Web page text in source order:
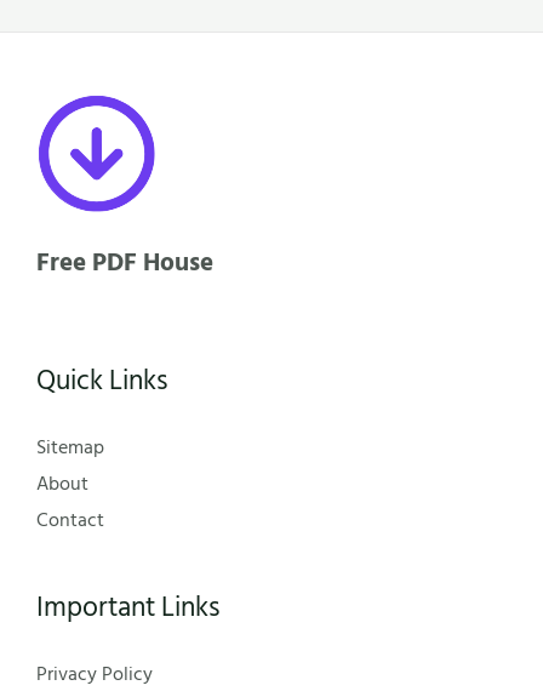
Free PDF House
Quick Links
Sitemap
About
Contact
Important Links
Privacy Policy